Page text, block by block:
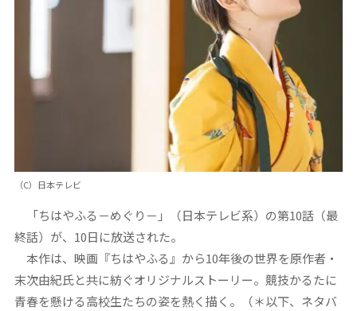
（C）日本テレビ
「ちはやふる－めぐり－」（日本テレビ系）の第10話（最
終話）が、10日に放送された。
本作は、映画『ちはやふる』から10年後の世界を原作者・
末次由紀氏と共に紡ぐオリジナルストーリー。競技かるたに
青春を懸ける高校生たちの姿を熱く描く。（＊以下、ネタバ